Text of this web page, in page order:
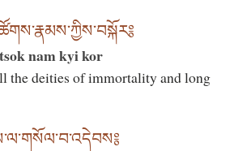
nam kyi kor
the deities of immortality and long